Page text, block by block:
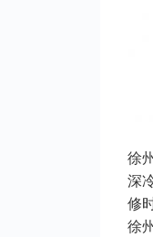
徐
深
修
徐